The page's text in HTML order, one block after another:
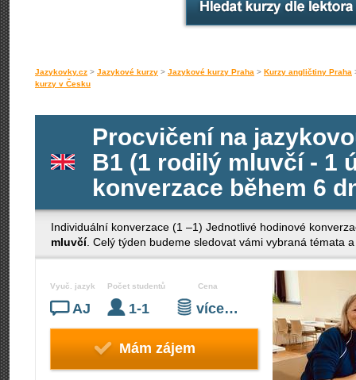
Jazykovky.cz > Jazykové kurzy > Jazykové kurzy Praha > Kurzy angličtiny Praha
kurzy v Česku
Procvičení na
B1 (1 rodilý mluvčí - 1
konverzace během 6
Individuální konverzace (1 –1) Jednotlivé hodinové
mluvčí. Celý týden budeme sledovat vámi vybraná témata
Vyuč. jazyk
AJ
Počet studentů
1-1
Cena
více…
Mám zájem